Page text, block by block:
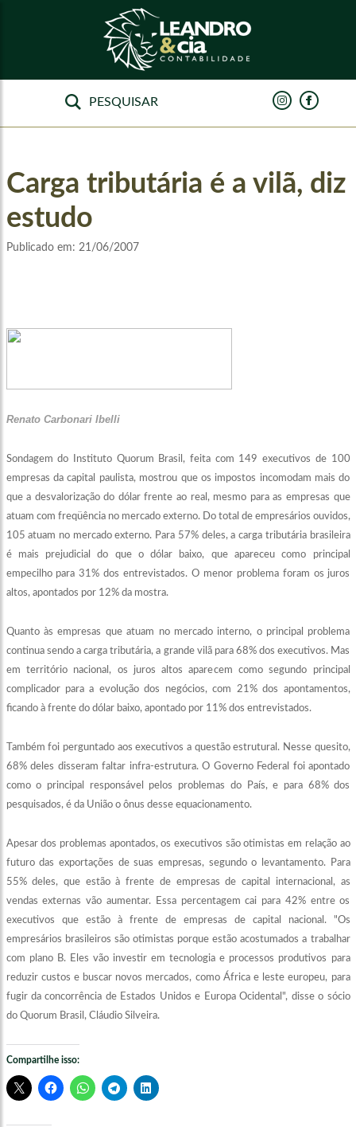
Carga tributária é a vilã, diz
estudo
Publicado em: 21/06/2007
Renato Carbonari Ibelli
Sondagem do Instituto Quorum Brasil, feita com 149 executivos de 100
empresas da capital paulista, mostrou que os impostos incomodam mais do
que a desvalorização do dólar frente ao real, mesmo para as empresas que
atuam com freqüência no mercado externo. Do total de empresários ouvidos,
105 atuam no mercado externo. Para 57% deles, a carga tributária brasileira
é mais prejudicial do que o dólar baixo, que apareceu como principal
empecilho para 31% dos entrevistados. O menor problema foram os juros
altos, apontados por 12% da mostra.
Quanto às empresas que atuam no mercado interno, o principal problema
continua sendo a carga tributária, a grande vilã para 68% dos executivos. Mas
em território nacional, os juros altos aparecem como segundo principal
complicador para a evolução dos negócios, com 21% dos apontamentos,
ficando à frente do dólar baixo, apontado por 11% dos entrevistados.
Também foi perguntado aos executivos a questão estrutural. Nesse quesito,
68% deles disseram faltar infra-estrutura. O Governo Federal foi apontado
como o principal responsável pelos problemas do País, e para 68% dos
pesquisados, é da União o ônus desse equacionamento.
Apesar dos problemas apontados, os executivos são otimistas em relação ao
futuro das exportações de suas empresas, segundo o levantamento. Para
55% deles, que estão à frente de empresas de capital internacional, as
vendas externas vão aumentar. Essa percentagem cai para 42% entre os
executivos que estão à frente de empresas de capital nacional. "Os
empresários brasileiros são otimistas porque estão acostumados a trabalhar
com plano B. Eles vão investir em tecnologia e processos produtivos para
reduzir custos e buscar novos mercados, como África e leste europeu, para
fugir da concorrência de Estados Unidos e Europa Ocidental", disse o sócio
do Quorum Brasil, Cláudio Silveira.
Compartilhe isso: